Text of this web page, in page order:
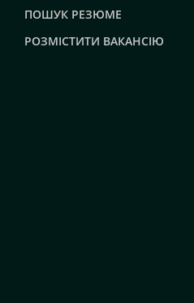
ПОШУК РЕЗЮМЕ
РОЗМІСТИТИ ВАКАНСІЮ